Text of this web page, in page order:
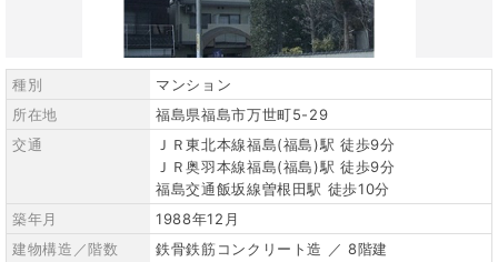
種別
マンション
所在地
福島県福島市万世町5-29
交通
ＪＲ東北本線福島(福島)駅 徒歩9分
ＪＲ奥羽本線福島(福島)駅 徒歩9分
福島交通飯坂線曽根田駅 徒歩10分
築年月
1988年12月
建物構造／階数
鉄骨鉄筋コンクリート造 ／ 8階建